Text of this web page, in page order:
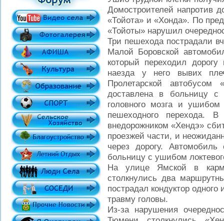
Домостроителей напротив
«Тойота» и «Хонда». По
«Тойоты» нарушил
Три пешехода пострадали
Малой Боровской
который переходил
наезда у него вывих
Пролетарской
доставлена в больницу с
головного мозга и
пешеходного перехода.
внедорожником «Хендэ»
проезжей части, и
через дорогу.
больницу с ушибом
На улице Ямской в
столкнулись два
пострадал кондуктор
травму головы.
Из-за нарушения